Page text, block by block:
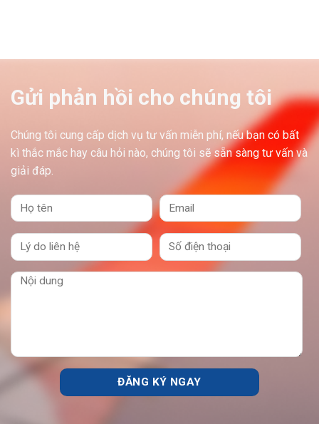
Gửi phản hồi cho chúng tôi
Chúng tôi cung cấp dịch vụ tư vấn miễn phí, nếu bạn có bất
kì thắc mắc hay câu hỏi nào, chúng tôi sẽ sẵn sàng tư vấn và
giải đáp.